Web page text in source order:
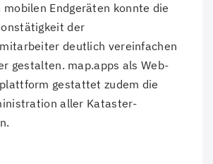
mobilen Endgeräten konnte die
der
deutlich vereinfachen
gestalten. map.apps als Web-
gestattet zudem die
aller Kataster-